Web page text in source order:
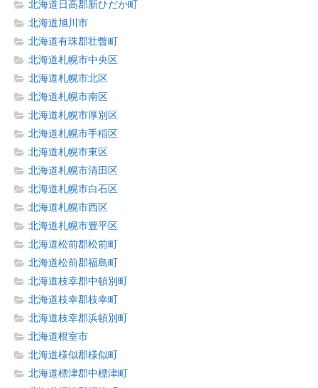
北海道日高郡新ひだか町
北海道旭川市
北海道有珠郡壮瞥町
北海道札幌市中央区
北海道札幌市北区
北海道札幌市南区
北海道札幌市厚別区
北海道札幌市手稲区
北海道札幌市東区
北海道札幌市清田区
北海道札幌市白石区
北海道札幌市西区
北海道札幌市豊平区
北海道松前郡松前町
北海道松前郡福島町
北海道枝幸郡中頓別町
北海道枝幸郡枝幸町
北海道枝幸郡浜頓別町
北海道根室市
北海道様似郡様似町
北海道標津郡中標津町